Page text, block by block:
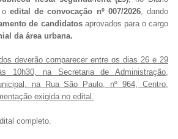
o edital de convocação nº 007/2026, dando
de candidatosaprovados para o cargo
da área urbana.
deverão comparecer entre os dias 26 e 29
10h30, na Secretaria de Administração,
na Rua São Paulo, nº 964, Centro,
exigida no edital.
completo.